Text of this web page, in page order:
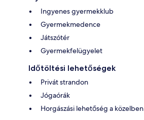
Ingyenes gyermekklub
Gyermekmedence
Játszótér
Gyermekfelügyelet
Időtöltési lehetőségek
Privát strandon
Jógaórák
Horgászási lehetőség a közelben